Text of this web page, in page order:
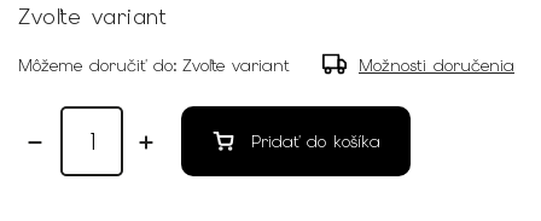
Zvoľte variant
Môžeme doručiť do: Zvoľte variant Možnosti doručenia
Pridať do košíka